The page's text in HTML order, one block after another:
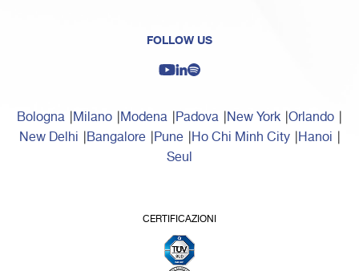
FOLLOW US
Bologna Milano Modena Padova New York Orlando
New Delhi Bangalore Pune Ho Chi Minh City Hanoi
Seul
CERTIFICAZIONI